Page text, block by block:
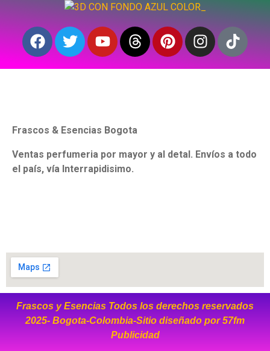
Frascos & Esencias Bogota
Ventas perfumeria por mayor y al detal. Envíos a todo
el país, vía Interrapidisimo.
Frascos y Esencias Todos los derechos reservados
2025- Bogota-Colombia-Sitio diseñado por57fm
Publicidad